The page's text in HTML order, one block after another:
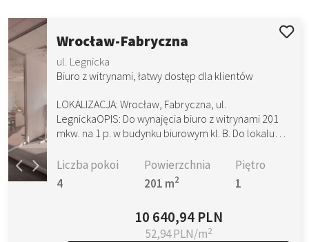
Wrocław-Fabryczna
ul. Legnicka
Biuro z witrynami, łatwy dostęp dla klientów
LOKALIZACJA: Wrocław, Fabryczna, ul.
LegnickaOPIS: Do wynajęcia biuro z witrynami 201
mkw. na 1 p. w budynku biurowym kl. B. Do lokalu…
Liczba pokoi
4
Powierzchnia
201 m2
Piętro
1
10 640,94 PLN
52,94 PLN/m2